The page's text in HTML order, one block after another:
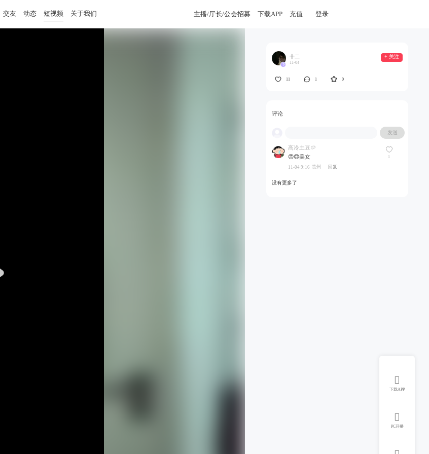
交友 动态 短视频 关于我们 主播/厅长/公会招募 下载APP 充值 登录

下载APP

PC开播
P
十二
11-04
+ 关注
11 1 0
评论
发送
高冷土豆🥔
😍😍美女
11-04 9:16 贵州 回复
1
没有更多了